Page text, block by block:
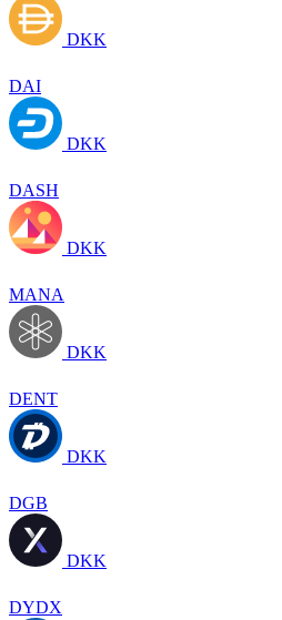
DKK
DAI
DKK
DASH
DKK
MANA
DKK
DENT
DKK
DGB
DKK
DYDX